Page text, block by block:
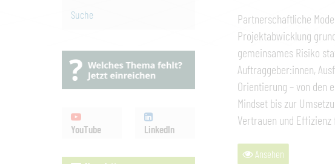
Suche
YouTube LinkedIn
Partnerschaftliche
Projektabwicklung
gemeinsames Risiko
Auftraggeber:innen,
Orientierung – von den
Mindset bis zur
Vertrauen und
Ansehen